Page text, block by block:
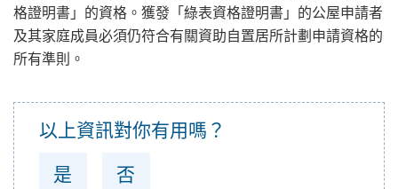
格證明書」的資格。獲發「綠表資格證明書」的公屋申請者
及其家庭成員必須仍符合有關資助自置居所計劃申請資格的
所有準則。
以上資訊對你有用嗎？
是
否